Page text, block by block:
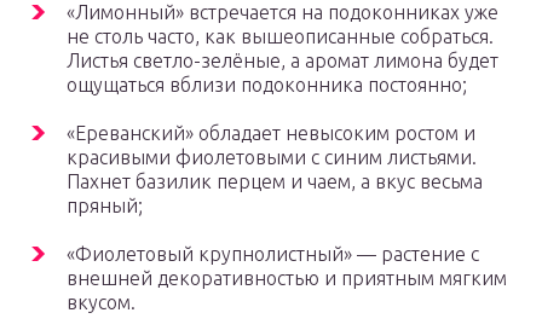
«Лимонный» встречается на подоконниках уже
не столь часто, как вышеописанные собраться.
Листья светло-зелёные, а аромат лимона будет
ощущаться вблизи подоконника постоянно;
«Ереванский» обладает невысоким ростом и
красивыми фиолетовыми с синим листьями.
Пахнет базилик перцем и чаем, а вкус весьма
пряный;
«Фиолетовый крупнолистный» — растение с
внешней декоративностью и приятным мягким
вкусом.